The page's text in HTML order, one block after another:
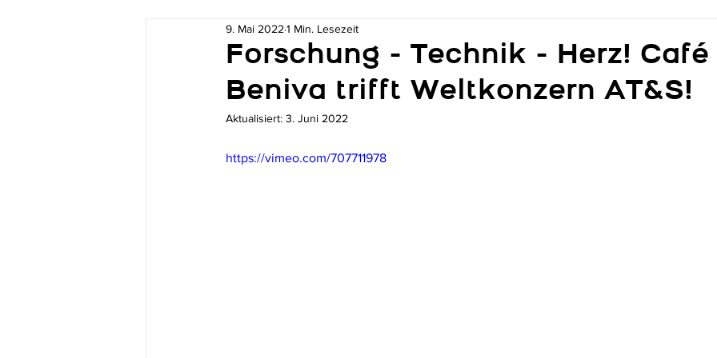
Forschung - Technik - Herz! Café
Beniva trifft Weltkonzern AT&S!
9. Mai 2022 1 Min. Lesezeit
Aktualisiert: 3. Juni 2022
https://vimeo.com/707711978